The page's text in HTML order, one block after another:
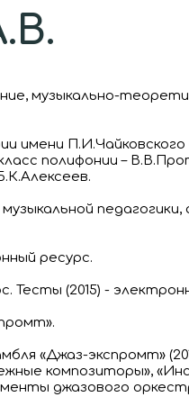
музыкально-
имени П.И.Чайковского
полифонии –
педагогики,
ресурс.
Тесты (2015) -
«Джаз-экспромт»
композиторы»,
джазового